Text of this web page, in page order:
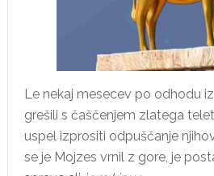
Le nekaj mesecev po odhodu
grešili s čaščenjem zlatega
uspel izprositi odpuščanje
se je Mojzes vrnil z gore, je